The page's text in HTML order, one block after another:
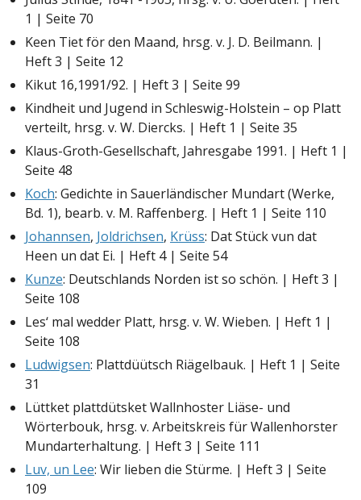
1 | Seite 70
Keen Tiet för den Maand, hrsg. v. J. D. Beilmann. |
Heft 3 | Seite 12
Kikut 16,1991/92. | Heft 3 | Seite 99
Kindheit und Jugend in Schleswig-Holstein – op Platt
verteilt, hrsg. v. W. Diercks. | Heft 1 | Seite 35
Klaus-Groth-Gesellschaft, Jahresgabe 1991. | Heft 1 |
Seite 48
Koch: Gedichte in Sauerländischer Mundart (Werke,
Bd. 1), bearb. v. M. Raffenberg. | Heft 1 | Seite 110
Johannsen, Joldrichsen, Krüss: Dat Stück vun dat
Heen un dat Ei. | Heft 4 | Seite 54
Kunze: Deutschlands Norden ist so schön. | Heft 3 |
Seite 108
Les‘ mal wedder Platt, hrsg. v. W. Wieben. | Heft 1 |
Seite 108
Ludwigsen: Plattdüütsch Riägelbauk. | Heft 1 | Seite
31
Lüttket plattdütsket Wallnhoster Liäse- und
Wörterbouk, hrsg. v. Arbeitskreis für Wallenhorster
Mundarterhaltung. | Heft 3 | Seite 111
Luv, un Lee: Wir lieben die Stürme. | Heft 3 | Seite
109